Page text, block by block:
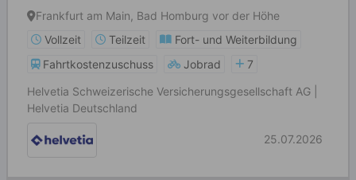
Frankfurt am Main, Bad Homburg vor der Höhe
Vollzeit
Teilzeit
Fort- und Weiterbildung
Fahrtkostenzuschuss
Jobrad
7
Helvetia Schweizerische Versicherungsgesellschaft AG |
Helvetia Deutschland
25.07.2026